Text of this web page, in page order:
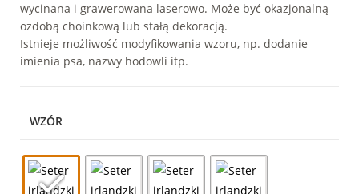
wycinana i grawerowana laserowo. Może być okazjonalną
ozdobą choinkową lub stałą dekoracją.
Istnieje możliwość modyfikowania wzoru, np. dodanie
imienia psa, nazwy hodowli itp.
WZÓR